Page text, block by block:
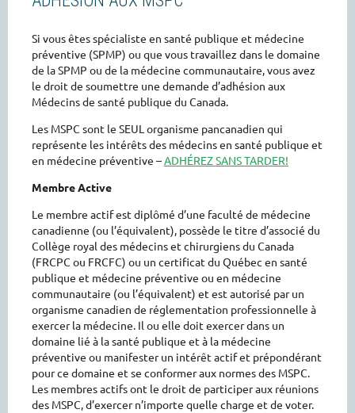
Si vous êtes spécialiste en santé publique et médecine
préventive (SPMP) ou que vous travaillez dans le domaine
de la SPMP ou de la médecine communautaire, vous avez
le droit de soumettre une demande d’adhésion aux
Médecins de santé publique du Canada.
Les MSPC sont le SEUL organisme pancanadien qui
représente les intérêts des médecins en santé publique et
en médecine préventive –ADHÉREZ SANS TARDER!
Membre Active
Le membre actif est diplômé d’une faculté de médecine
canadienne (ou l’équivalent), possède le titre d’associé du
Collège royal des médecins et chirurgiens du Canada
(FRCPC ou FRCFC) ou un certificat du Québec en santé
publique et médecine préventive ou en médecine
communautaire (ou l’équivalent) et est autorisé par un
organisme canadien de réglementation professionnelle à
exercer la médecine. Il ou elle doit exercer dans un
domaine lié à la santé publique et à la médecine
préventive ou manifester un intérêt actif et prépondérant
pour ce domaine et se conformer aux normes des MSPC.
Les membres actifs ont le droit de participer aux réunions
des MSPC, d’exercer n’importe quelle charge et de voter.